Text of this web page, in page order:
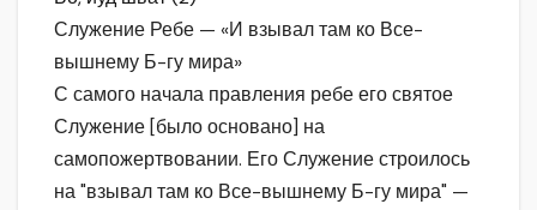
Служение Ребе — «И взывал там ко Все-
вышнему Б-гу мира»
С самого начала правления ребе его святое
Служение [было основано] на
самопожертвовании. Его Служение строилось
на "взывал там ко Все-вышнему Б-гу мира" —